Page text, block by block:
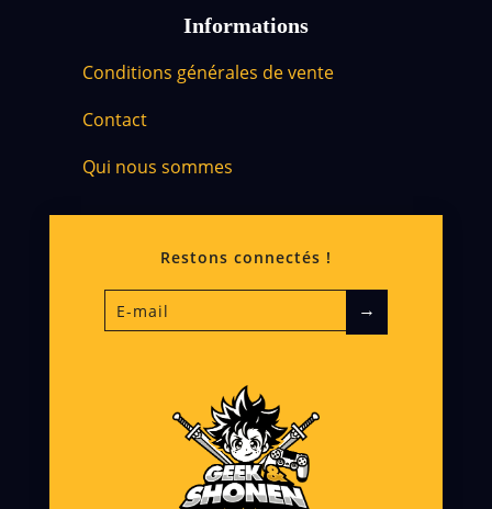
Informations
Conditions générales de vente
Contact
Qui nous sommes
Restons connectés !
→